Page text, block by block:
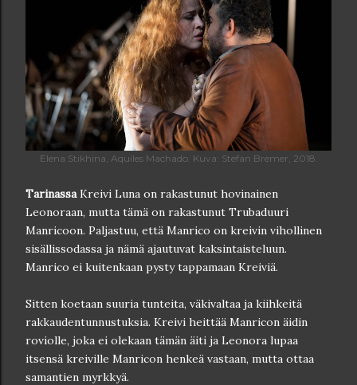
Elena Stikhina, Aquiles Machado. Kuva: Stefan Bremer, 2018.
TarinassaKreivi Luna on rakastunut hovinainen
Leonoraan, mutta tämä on rakastunut Trubaduuri
Manricoon. Paljastuu, että Manrico on kreivin vihollinen
sisällissodassa ja nämä ajautuvat kaksintaisteluun.
Manrico ei kuitenkaan pysty tappamaan Kreiviä.
Sitten koetaan suuria tunteita, väkivaltaa ja kiihkeitä
rakkaudentunnustuksia. Kreivi heittää Manricon äidin
roviolle, joka ei olekaan tämän äiti ja Leonora lupaa
itsensä kreiville Manricon henkeä vastaan, mutta ottaa
samantien myrkkyä.